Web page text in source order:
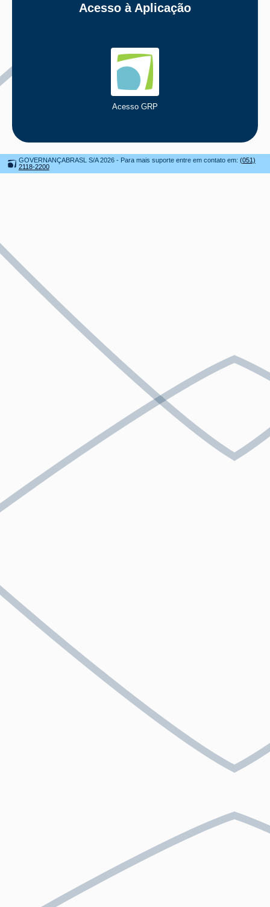
Acesso à Aplicação
Acesso GRP
GOVERNANÇABRASL S/A2026 - Para mais suporte entre em contato em: (051)
2118-2200